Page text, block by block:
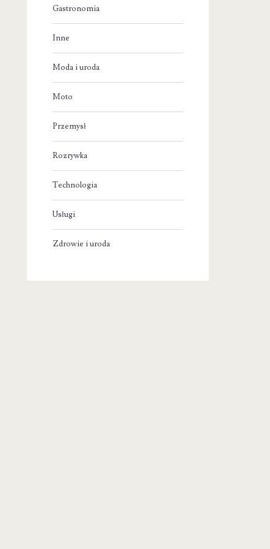
Gastronomia
Inne
Moda i uroda
Moto
Przemysł
Rozrywka
Technologia
Usługi
Zdrowie i uroda